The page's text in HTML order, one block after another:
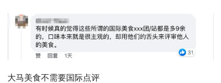
大马美食不需要国际点评